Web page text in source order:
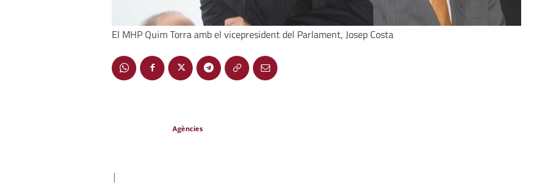
El MHP Quim Torra amb el vicepresident del Parlament, Josep Costa
Agències
|